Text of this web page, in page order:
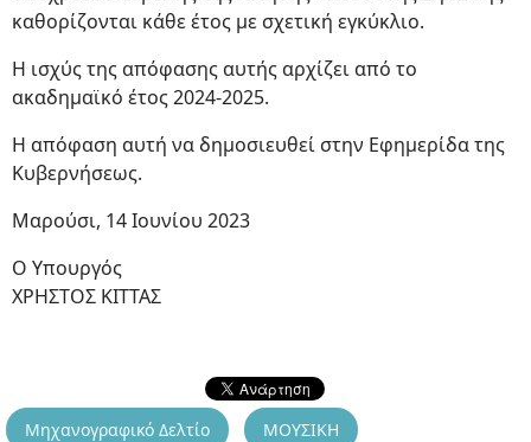
καθορίζονται κάθε έτος με σχετική εγκύκλιο.
Η ισχύς της απόφασης αυτής αρχίζει από το
ακαδημαϊκό έτος 2024-2025.
Η απόφαση αυτή να δημοσιευθεί στην Εφημερίδα της
Κυβερνήσεως.
Μαρούσι, 14 Ιουνίου 2023
Ο Υπουργός
ΧΡΗΣΤΟΣ ΚΙΤΤΑΣ
Μηχανογραφικό Δελτίο ΜΟΥΣΙΚΗ